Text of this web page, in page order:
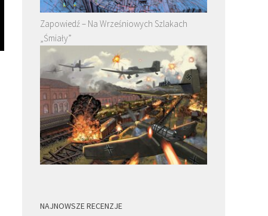
Zapowiedź – Na Wrześniowych Szlakach
„Śmiały”
NAJNOWSZE RECENZJE